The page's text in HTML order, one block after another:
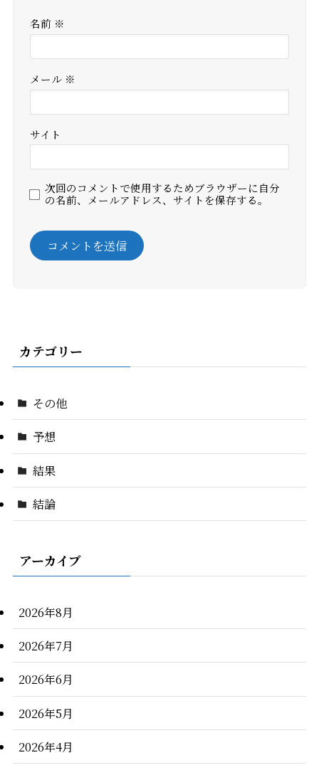
名前 ※
メール ※
サイト
次回のコメントで使用するためブラウザーに自分
の名前、メールアドレス、サイトを保存する。
カテゴリー
その他
予想
結果
結論
アーカイブ
2026年8月
2026年7月
2026年6月
2026年5月
2026年4月